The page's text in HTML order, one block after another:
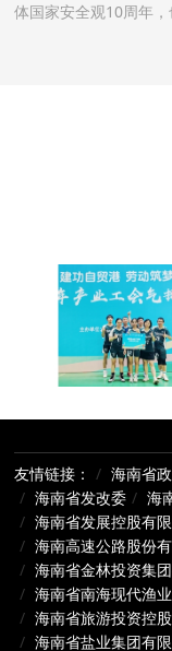
体国家安全观10周年
友情链接： 海南省
海南省发改委
海
海南省发展控股有
海南高速公路股份
海南省金林投资集
海南省南海现代渔
海南省旅游投资控
海南省盐业集团有